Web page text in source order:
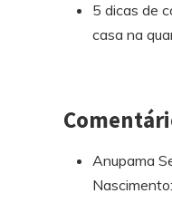
5 dicas de
casa na
Anupama